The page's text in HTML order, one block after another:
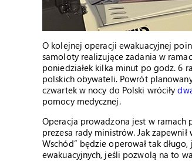
O kolejnej operacji ewakuacyjnej
samoloty realizujące zadania w
poniedziałek kilka minut po godz. 6
polskich obywateli. Powrót
czwartek w nocy do Polski wróciły
pomocy medycznej.
Operacja prowadzona jest w
prezesa rady ministrów. Jak
Wschód” będzie operował tak
ewakuacyjnych, jeśli pozwolą na to